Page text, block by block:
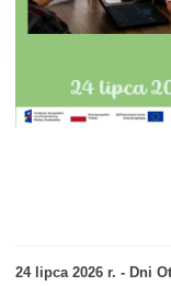
24 lipca 2026 r. - Dni